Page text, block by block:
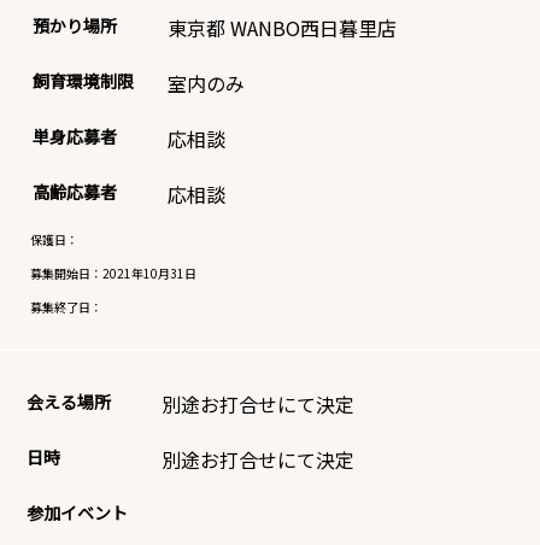
預かり場所 東京都 WANBO西日暮里店
飼育環境制限 室内のみ
単身応募者 応相談
高齢応募者 応相談
保護日：
募集開始日： 2021年10月31日
募集終了日：
会える場所 別途お打合せにて決定
日時 別途お打合せにて決定
参加イベント